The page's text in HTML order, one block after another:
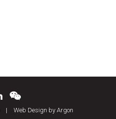
| Web Design by Argon